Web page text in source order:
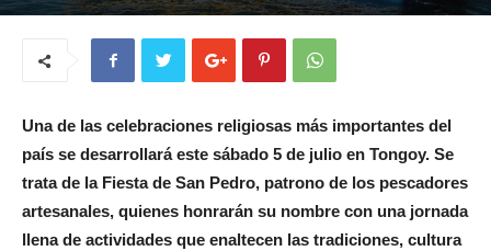
Una de las celebraciones religiosas más importantes del
país se desarrollará este sábado 5 de julio en Tongoy. Se
trata de la Fiesta de San Pedro, patrono de los pescadores
artesanales, quienes honrarán su nombre con una jornada
llena de actividades que enaltecen las tradiciones, cultura